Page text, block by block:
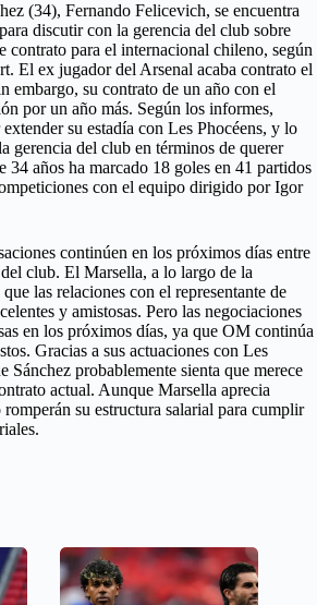
(34), Fernando Felicevich, se encuentra
discutir con la gerencia del club sobre
contrato para el internacional chileno, según
El ex jugador del Arsenal acaba contrato el
embargo, su contrato de un año con el
por un año más. Según los informes,
su estadía con Les Phocéens, y lo
gerencia del club en términos de querer
34 años ha marcado 18 goles en 41 partidos
con el equipo dirigido por Igor
continúen en los próximos días entre
club. El Marsella, a lo largo de la
las relaciones con el representante de
y amistosas. Pero las negociaciones
en los próximos días, ya que OM continúa
Gracias a sus actuaciones con Les
Sánchez probablemente sienta que merece
actual. Aunque Marsella aprecia
su estructura salarial para cumplir